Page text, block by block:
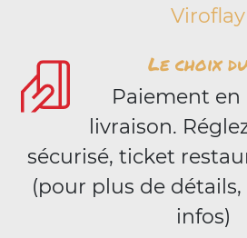
Viroflay
Le choix
Paiement en
livraison.
sécurisé, ticket
(pour plus de
infos)